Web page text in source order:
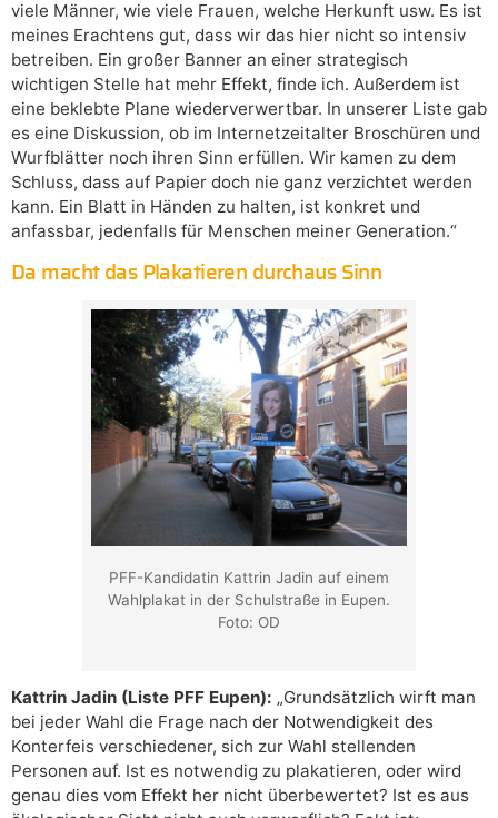
viele Männer, wie viele Frauen, welche Herkunft usw. Es ist
meines Erachtens gut, dass wir das hier nicht so intensiv
betreiben. Ein großer Banner an einer strategisch
wichtigen Stelle hat mehr Effekt, finde ich. Außerdem ist
eine beklebte Plane wiederverwertbar. In unserer Liste gab
es eine Diskussion, ob im Internetzeitalter Broschüren und
Wurfblätter noch ihren Sinn erfüllen. Wir kamen zu dem
Schluss, dass auf Papier doch nie ganz verzichtet werden
kann. Ein Blatt in Händen zu halten, ist konkret und
anfassbar, jedenfalls für Menschen meiner Generation.“
Da macht das Plakatieren durchaus Sinn
PFF-Kandidatin Kattrin Jadin auf einem
Wahlplakat in der Schulstraße in Eupen.
Foto: OD
Kattrin Jadin (Liste PFF Eupen): „Grundsätzlich wirft man
bei jeder Wahl die Frage nach der Notwendigkeit des
Konterfeis verschiedener, sich zur Wahl stellenden
Personen auf. Ist es notwendig zu plakatieren, oder wird
genau dies vom Effekt her nicht überbewertet? Ist es aus